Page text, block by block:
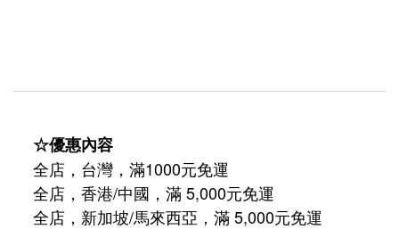
☆優惠內容
全店，台灣，滿1000元免運
全店，香港/中國，滿 5,000元免運
全店，新加坡/馬來西亞，滿 5,000元免運